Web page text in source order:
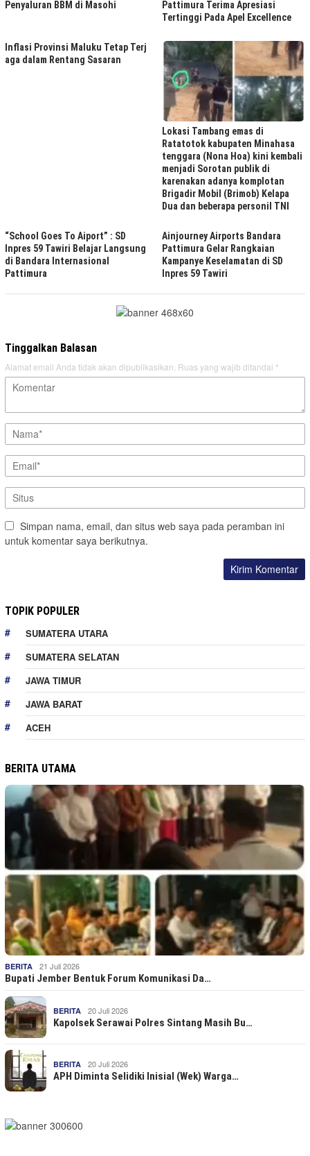
Penyaluran BBM di Masohi
Pattimura Terima Apresiasi
Tertinggi Pada Apel Excellence
Inflasi Provinsi Maluku Tetap Terj
aga dalam Rentang Sasaran
Lokasi Tambang emas di
Ratatotok kabupaten Minahasa
tenggara (Nona Hoa) kini kembali
menjadi Sorotan publik di
karenakan adanya komplotan
Brigadir Mobil (Brimob) Kelapa
Dua dan beberapa personil TNI
“School Goes To Aiport” : SD
Inpres 59 Tawiri Belajar Langsung
di Bandara Internasional
Pattimura
Ainjourney Airports Bandara
Pattimura Gelar Rangkaian
Kampanye Keselamatan di SD
Inpres 59 Tawiri
Tinggalkan Balasan
Alamat email Anda tidak akan dipublikasikan. Ruas yang wajib ditandai *
Simpan nama, email, dan situs web saya pada peramban ini
untuk komentar saya berikutnya.
TOPIK POPULER
SUMATERA UTARA
SUMATERA SELATAN
JAWA TIMUR
JAWA BARAT
ACEH
BERITA UTAMA
BERITA 21 Juli 2026
Bupati Jember Bentuk Forum Komunikasi Da…
BERITA 20 Juli 2026
Kapolsek Serawai Polres Sintang Masih Bu…
BERITA 20 Juli 2026
APH Diminta Selidiki Inisial (Wek) Warga…